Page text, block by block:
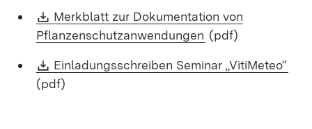
Download:
Merkblatt zur Dokumentation von
Pflanzenschutzanwendungen (Öffnet in neuem
(pdf)
Download:
Einladungsschreiben Seminar „VitiMeteo“
(pdf)